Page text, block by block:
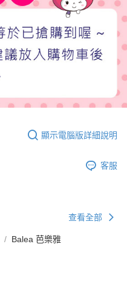
顯示電腦版詳細說明
客服
查看全部
Balea 芭樂雅